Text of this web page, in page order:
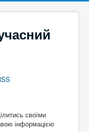
аЕкск
своїми
інформацією